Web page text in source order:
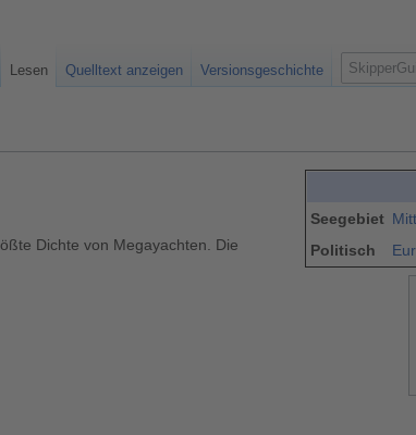
Seegebiet
Politisch
Dichte von Megayachten. Die
Lesen Quelltext anzeigen Versionsgeschichte
S
u
e